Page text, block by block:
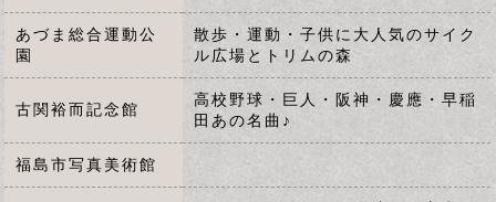
あづま総合運動公
園
散歩・運動・子供に大人気のサイク
ル広場とトリムの森
古関裕而記念館
高校野球・巨人・阪神・慶應・早稲
田あの名曲♪
福島市写真美術館